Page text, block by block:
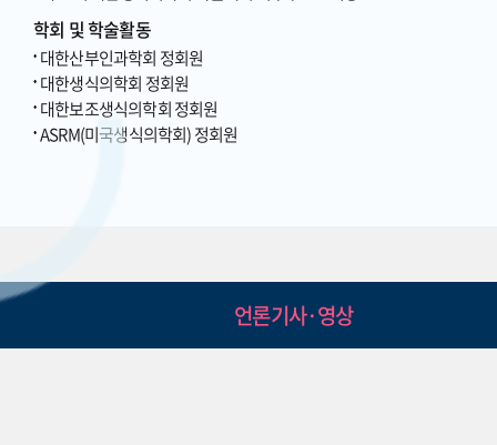
학회 및 학술활동
대한산부인과학회 정회원
대한생식의학회 정회원
대한보조생식의학회 정회원
ASRM(미국생식의학회) 정회원
언론기사·영상